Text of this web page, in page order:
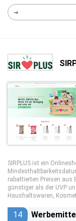
SIRPLUS ist ein
rabattierten Preisen aus
günstiger als der UVP
Haushaltswaren,
14